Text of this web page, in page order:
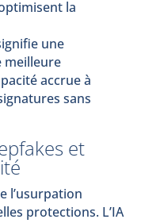
la
une
meilleure
accrue à
sans
et
l’usurpation
protections. L’IA